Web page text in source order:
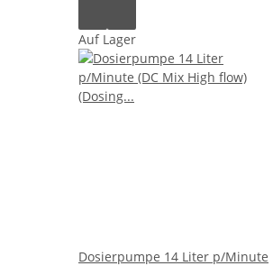
Auf Lager
Dosierpumpe 14 Liter p/Minute